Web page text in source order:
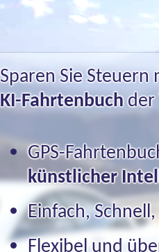
Sparen Sie Steuern
KI-Fahrtenbuchder
GPS-
künstlicher
Einfach,
Flexibel und